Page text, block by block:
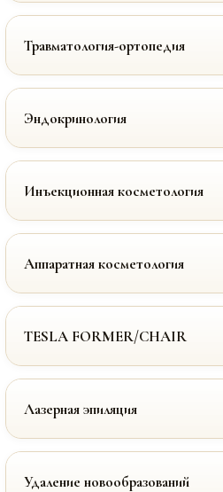
Травматология-ортопедия
Эндокринология
Инъекционная косметология
Аппаратная косметология
TESLA FORMER/CHAIR
Лазерная эпиляция
Удаление новообразований